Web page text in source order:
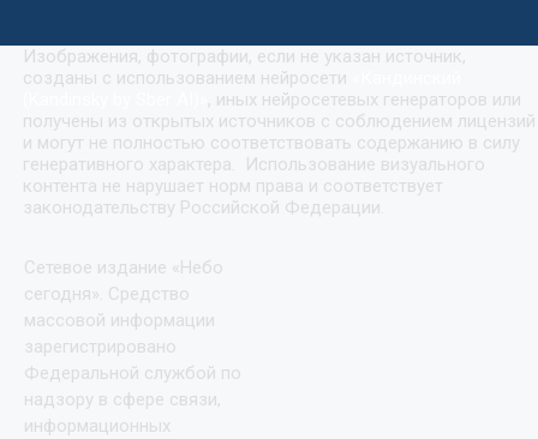
Изображения, фотографии, если не указан источник,
созданы с использованием нейросети
, иных нейросетевых генераторов или
получены из открытых источников с соблюдением лицензий
и могут не полностью соответствовать содержанию в силу
генеративного характера. Использование визуального
контента не нарушает норм права и соответствует
законодательству Российской Федерации.
Сетевое издание «Небо
сегодня». Средство
массовой информации
зарегистрировано
Федеральной службой по
надзору в сфере связи,
информационных